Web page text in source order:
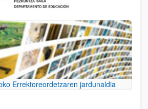
Errektoreordetzaren jardunaldia